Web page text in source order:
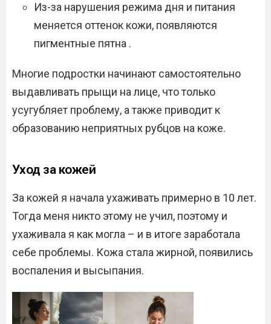
Из-за нарушения режима дня и питания
меняется оттенок кожи, появляются
пигментные пятна .
Многие подростки начинают самостоятельно
выдавливать прыщи на лице, что только
усугубляет проблему, а также приводит к
образованию неприятных рубцов на коже.
Уход за кожей
За кожей я начала ухаживать примерно в 10 лет.
Тогда меня никто этому не учил, поэтому и
ухаживала я как могла – и в итоге заработала
себе проблемы. Кожа стала жирной, появились
воспаления и высыпания.